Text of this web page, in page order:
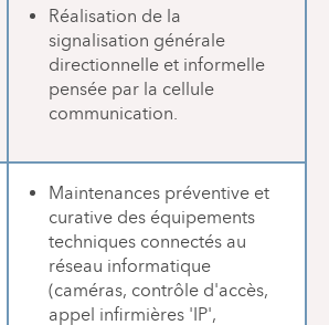
Réalisation de la
signalisation générale
directionnelle et informelle
pensée par la cellule
communication.
Maintenances préventive et
curative des équipements
techniques connectés au
réseau informatique
(caméras, contrôle d'accès,
appel infirmières 'IP',